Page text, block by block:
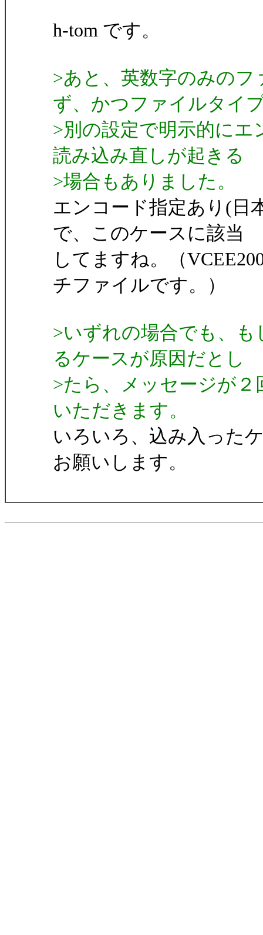
h-tom です。
>あと、英数字のみの
ず、かつファイルタイ
>別の設定で明示的に
読み込み直しが起きる
>場合もありました。
エンコード指定あり(日
で、このケースに該当
してますね。（
チファイルです。）
>いずれの場合でも、
るケースが原因だとし
>たら、メッセージが
いただきます。
いろいろ、込み入った
お願いします。